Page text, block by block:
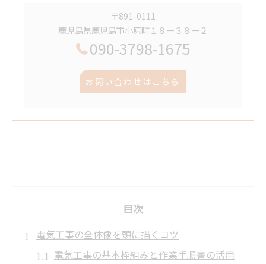
〒891-0111
鹿児島県鹿児島市小原町１８ー３８ー２
090-3798-1675
お問い合わせはこちら
目次
電気工事の全体像を頭に描くコツ
電気工事の基本枠組みと作業手順書の活用